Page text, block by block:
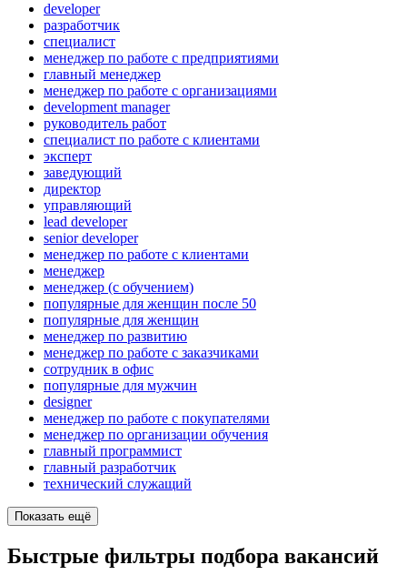
developer
разработчик
специалист
менеджер по работе с предприятиями
главный менеджер
менеджер по работе с организациями
development manager
руководитель работ
специалист по работе с клиентами
эксперт
заведующий
директор
управляющий
lead developer
senior developer
менеджер по работе с клиентами
менеджер
менеджер (с обучением)
популярные для женщин после 50
популярные для женщин
менеджер по развитию
менеджер по работе с заказчиками
сотрудник в офис
популярные для мужчин
designer
менеджер по работе с покупателями
менеджер по организации обучения
главный программист
главный разработчик
технический служащий
Показать ещё
Быстрые фильтры подбора вакансий